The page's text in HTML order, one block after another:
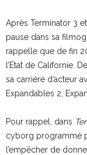
Après Terminator 3
pause dans sa
rappelle que de fin
l’Etat de Californie.
sa carrière d’acteur
Expandables 2,
Pour rappel, dans
cyborg programmé
l’empêcher de